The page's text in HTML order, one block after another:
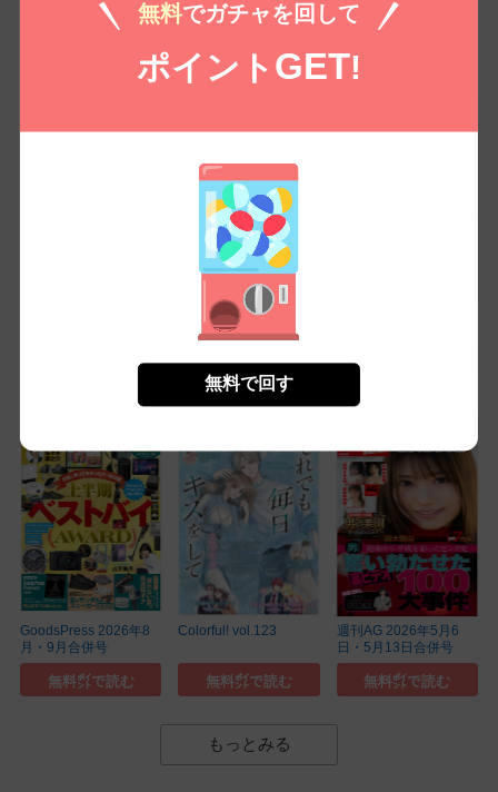
コイコミ編集部推し
無敵恋愛S*girl 2026年
8月号
GoodsPress 2026年8
月・9月合併号
無料㌽で読む
Colorful! vol.123
無料㌽で読む
週刊AG 2026年5月6
日・5月13日合併号
無料㌽で読む
もっとみる
無料でガチャを回して
ポイント GET!
無料で回す